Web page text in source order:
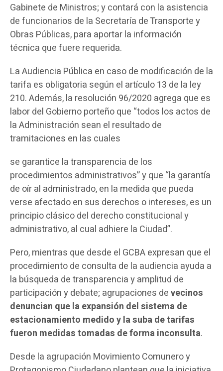
Gabinete de Ministros; y contará con la asistencia
de funcionarios de la Secretaría de Transporte y
Obras Públicas, para aportar la información
técnica que fuere requerida.
La Audiencia Pública en caso de modificación de la
tarifa es obligatoria según el artículo 13 de la ley
210. Además, la resolución 96/2020 agrega que es
labor del Gobierno porteño que “todos los actos de
la Administración sean el resultado de
tramitaciones en las cuales
se garantice la transparencia de los
procedimientos administrativos” y que “la garantía
de oír al administrado, en la medida que pueda
verse afectado en sus derechos o intereses, es un
principio clásico del derecho constitucional y
administrativo, al cual adhiere la Ciudad”.
Pero, mientras que desde el GCBA expresan que el
procedimiento de consulta de la audiencia ayuda a
la búsqueda de transparencia y amplitud de
participación y debate; agrupaciones devecinos
denuncian que la expansión del sistema de
estacionamiento medido y la suba de tarifas
fueron medidas tomadas de forma inconsulta.
Desde la agrupación Movimiento Comunero y